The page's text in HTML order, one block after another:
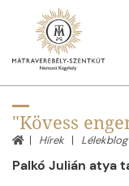
"Kövess
Hírek Lélekblog
Palkó Julián atya